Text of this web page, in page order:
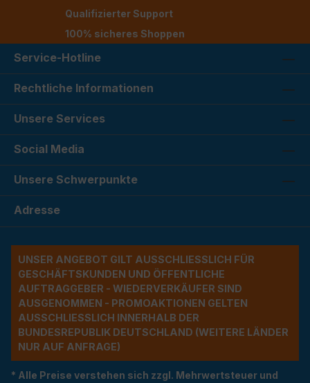
Qualifizierter Support
100% sicheres Shoppen
Service-Hotline
Rechtliche Informationen
Unsere Services
Social Media
Unsere Schwerpunkte
Adresse
UNSER ANGEBOT GILT AUSSCHLIESSLICH FÜR G
ESCHÄFTSKUNDEN UND ÖFFENTLICHE A
UFTRAGGEBER - WIEDERVERKÄUFER SIND A
USGENOMMEN - PROMOAKTIONEN GELTEN A
USSCHLIESSLICH INNERHALB DER BU
NDESREPUBLIK DEUTSCHLAND (WEITERE LÄNDER NU
R AUF ANFRAGE)
* Alle Preise verstehen sich zzgl. Mehrwertsteuer und